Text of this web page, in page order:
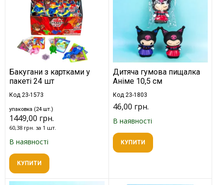
Бакугани з картками у
пакеті 24 шт
Код 23-1573
упаковка (24 шт.)
1449,00 грн.
60,38 грн. за 1 шт.
В наявності
КУПИТИ
Дитяча гумова пищалка
Аніме 10,5 см
Код 23-1803
46,00 грн.
В наявності
КУПИТИ